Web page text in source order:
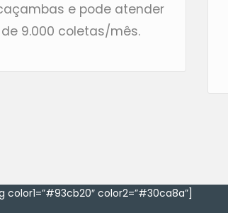
e pode atender
9.000 coletas/mês.
color1=”#93cb20″ color2=”#30ca8a”]